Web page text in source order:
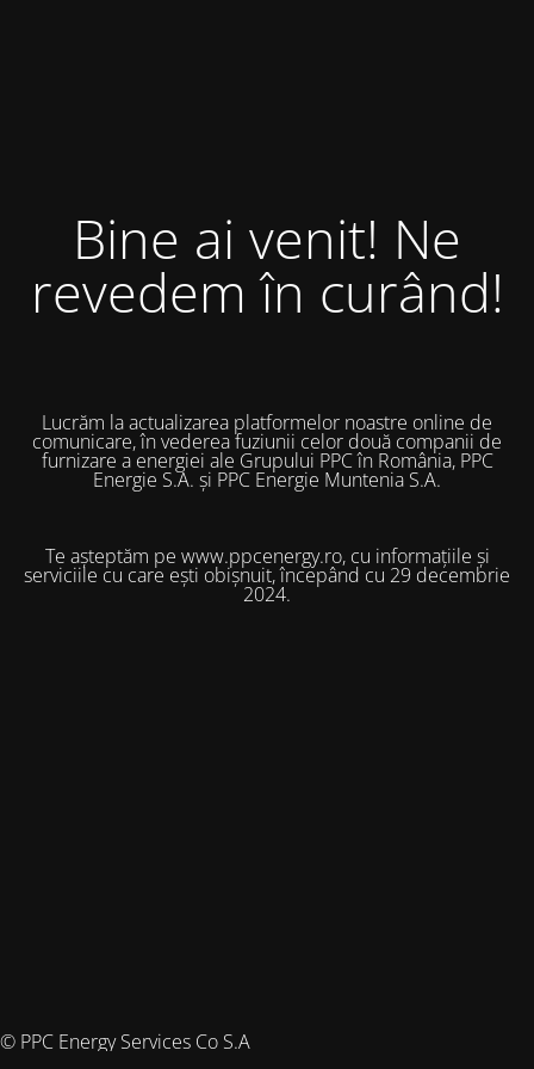
Bine ai venit! Ne
revedem în curând!
Lucrăm la actualizarea platformelor noastre online de
comunicare, în vederea fuziunii celor două companii de
furnizare a energiei ale Grupului PPC în România, PPC
Energie S.A. și PPC Energie Muntenia S.A.
Te așteptăm pe www.ppcenergy.ro, cu informațiile și
serviciile cu care ești obișnuit, începând cu 29 decembrie
2024.
© PPC Energy Services Co S.A